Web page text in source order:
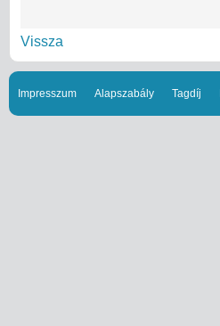
Vissza
Impresszum Alapszabály Tagdíj